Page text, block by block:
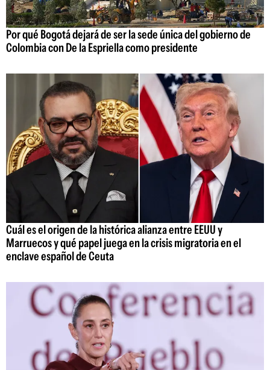
Por qué Bogotá dejará de ser la sede única del gobierno de
Colombia con De la Espriella como presidente
Cuál es el origen de la histórica alianza entre EEUU y
Marruecos y qué papel juega en la crisis migratoria en el
enclave español de Ceuta